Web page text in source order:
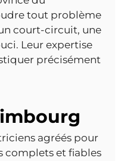
tout problème
court-circuit, une
Leur expertise
précisément
agréés pour
complets et fiables